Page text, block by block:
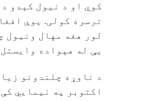
کوي او د نیول کېدو
ترسره کولی. یوې
لور هغه مهال ونیول
یې له هېواده
اکتوبر په نیمایي